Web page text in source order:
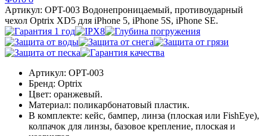
Артикул: OPT-003 Водонепроницаемый, противоударный
чехол Optrix XD5 для iPhone 5, iPhone 5S, iPhone SE.
Артикул: OPT-003
Бренд: Optrix
Цвет: оранжевый.
Материал: поликарбонатовый пластик.
В комплекте: кейс, бампер, линза (плоская или FishEye),
колпачок для линзы, базовое крепление, плоская и